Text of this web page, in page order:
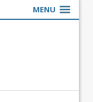
MENU